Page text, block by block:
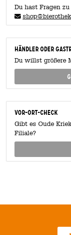
Du hast Fragen
Händler oder
Du willst größere
Vor-Ort-Check
Gibt es Oude
Filiale?